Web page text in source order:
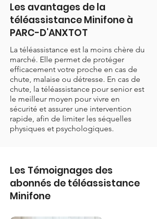
Les avantages de la
téléassistance Minifone à
PARC-D'ANXTOT
La téléassistance est la moins chère du
marché. Elle permet de protéger
efficacement votre proche en cas de
chute, malaise ou détresse. En cas de
chute, la téléassistance pour senior est
le meilleur moyen pour vivre en
sécurité et assurer une intervention
rapide, afin de limiter les séquelles
physiques et psychologiques.
Les Témoignages des
abonnés de téléassistance
Minifone